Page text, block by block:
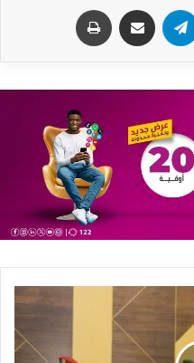
تيلقرام مشاركة عبر البريد